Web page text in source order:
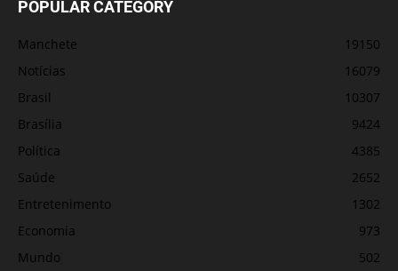
POPULAR CATEGORY
Manchete
19150
Notícias
16079
Brasil
10307
Brasília
9424
Política
4385
Saúde
2652
Entretenimento
1302
Economia
973
Mundo
502